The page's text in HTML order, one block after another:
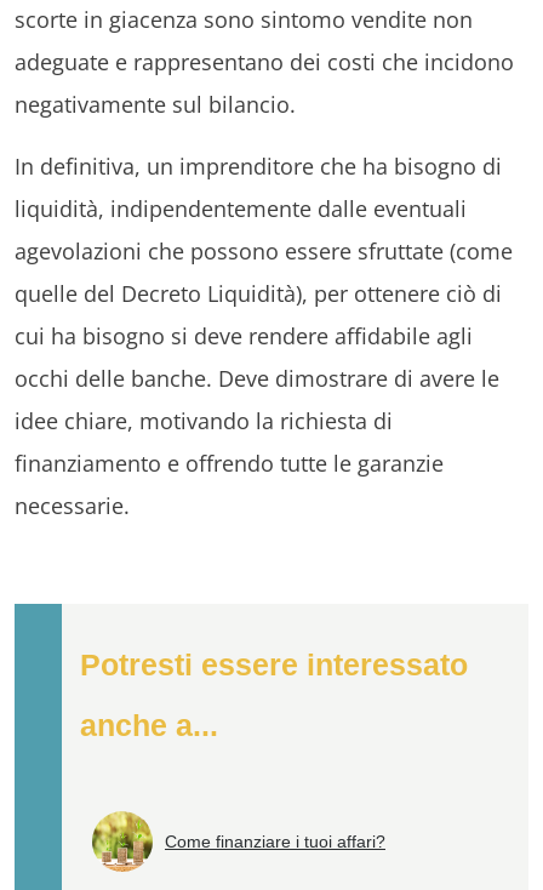
scorte in giacenza sono sintomo vendite non
adeguate e rappresentano dei costi che incidono
negativamente sul bilancio.
In definitiva, un imprenditore che ha bisogno di
liquidità, indipendentemente dalle eventuali
agevolazioni che possono essere sfruttate (come
quelle del Decreto Liquidità), per ottenere ciò di
cui ha bisogno si deve rendere affidabile agli
occhi delle banche. Deve dimostrare di avere le
idee chiare, motivando la richiesta di
finanziamento e offrendo tutte le garanzie
necessarie.
Potresti essere interessato
anche a...
Come finanziare i tuoi affari?